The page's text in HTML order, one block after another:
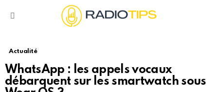
Actualité
WhatsApp : les appels vocaux
débarquent sur les smartwatch sous